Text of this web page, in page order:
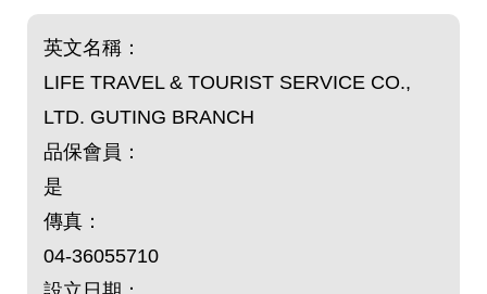
英文名稱：
LIFE TRAVEL & TOURIST SERVICE CO.,
LTD. GUTING BRANCH
品保會員：
是
傳真：
04-36055710